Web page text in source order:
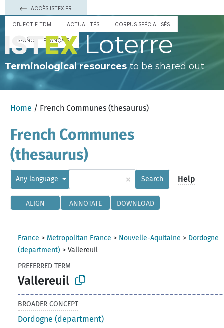
ACCÈS ISTEX.FR
OBJECTIF TDM ACTUALITÉS CORPUS SPÉCIALISÉS
ESPAÑOL FRANÇAIS Loterre
Terminological resourcesto be shared out
Home / French Communes (thesaurus)
French Communes
(thesaurus)
Any language × Search Help
ALIGN ANNOTATE DOWNLOAD
France > Metropolitan France > Nouvelle-Aquitaine > Dordogne
(department) >Vallereuil
PREFERRED TERM
Vallereuil
BROADER CONCEPT
Dordogne (department)